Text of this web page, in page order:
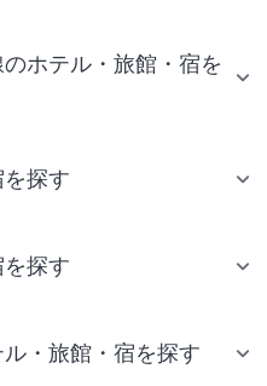
ホテル・旅館・宿を
探す
探す
・旅館・宿を探す